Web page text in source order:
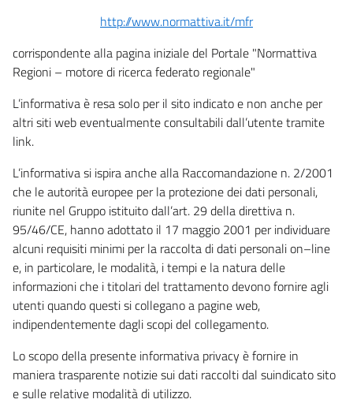
http://www.normattiva.it/mfr
corrispondente alla pagina iniziale del Portale "Normattiva
Regioni – motore di ricerca federato regionale"
L’informativa è resa solo per il sito indicato e non anche per
altri siti web eventualmente consultabili dall’utente tramite
link.
L’informativa si ispira anche alla Raccomandazione n. 2/2001
che le autorità europee per la protezione dei dati personali,
riunite nel Gruppo istituito dall’art. 29 della direttiva n.
95/46/CE, hanno adottato il 17 maggio 2001 per individuare
alcuni requisiti minimi per la raccolta di dati personali on–line
e, in particolare, le modalità, i tempi e la natura delle
informazioni che i titolari del trattamento devono fornire agli
utenti quando questi si collegano a pagine web,
indipendentemente dagli scopi del collegamento.
Lo scopo della presente informativa privacy è fornire in
maniera trasparente notizie sui dati raccolti dal suindicato sito
e sulle relative modalità di utilizzo.